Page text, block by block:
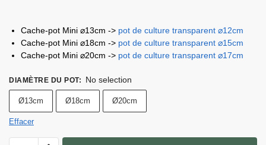
Cache-pot Mini ⌀13cm -> pot de culture transparent ⌀12cm
Cache-pot Mini ⌀18cm -> pot de culture transparent ⌀15cm
Cache-pot Mini ⌀20cm -> pot de culture transparent ⌀17cm
DIAMÈTRE DU POT: No selection
Ø13cm Ø18cm Ø20cm
Effacer